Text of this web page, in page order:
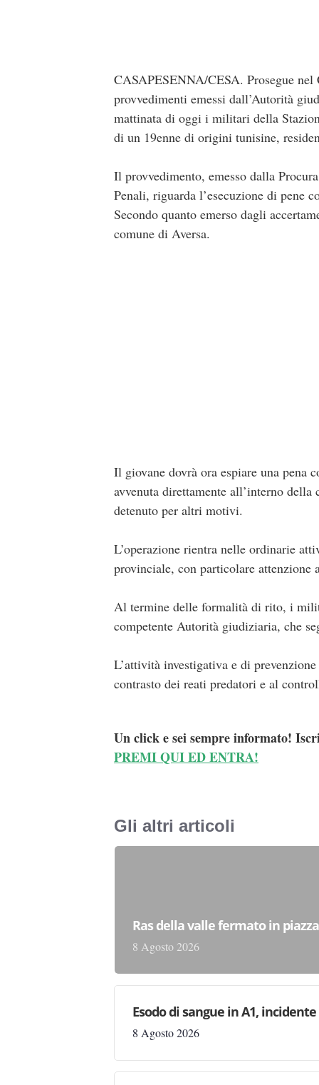
CASAPESENNA/CESA. Prosegue
provvedimenti emessi dall’Autorità
mattinata di oggi i militari della
di un 19enne di origini tunisine,
Il provvedimento, emesso dalla
Penali, riguarda l’esecuzione di pene
Secondo quanto emerso dagli
comune di Aversa.
Il giovane dovrà ora espiare una pena
avvenuta direttamente all’interno
detenuto per altri motivi.
L’operazione rientra nelle ordinarie
provinciale, con particolare
Al termine delle formalità di rito, i
competente Autorità giudiziaria, che
L’attività investigativa e di
contrasto dei reati predatori e al
Un click e sei sempre informato!
PREMI QUI ED ENTRA!
Gli altri articoli
Ras della valle fermato in
8 Agosto 2026
Esodo di sangue in A1,
8 Agosto 2026